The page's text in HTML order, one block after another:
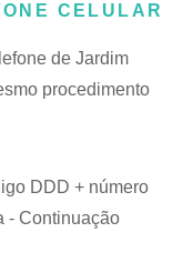
CELULAR
de Jardim
procedimento
DDD + número
- Continuação